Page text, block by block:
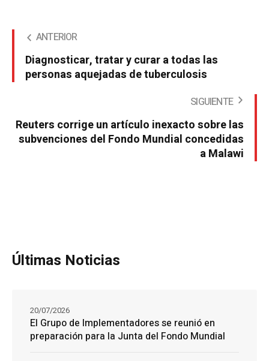
ANTERIOR
Diagnosticar, tratar y curar a todas las
personas aquejadas de tuberculosis
SIGUIENTE
Reuters corrige un artículo inexacto sobre las
subvenciones del Fondo Mundial concedidas
a Malawi
Últimas Noticias
El Grupo de Implementadores se reunió en
preparación para la Junta del Fondo Mundial
20/07/2026